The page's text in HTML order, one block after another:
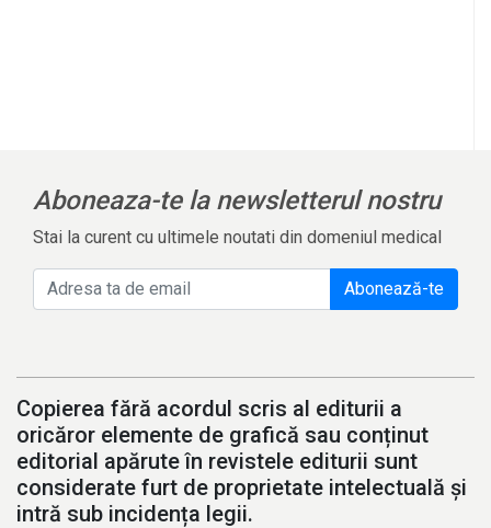
Aboneaza-te la newsletterul nostru
Stai la curent cu ultimele noutati din domeniul medical
Abonează-te
Copierea fără acordul scris al editurii a
oricăror elemente de grafică sau conținut
editorial apărute în revistele editurii sunt
considerate furt de proprietate intelectuală și
intră sub incidența legii.